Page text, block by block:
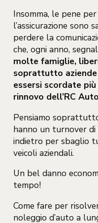
Insomma, le pene
l’assicurazione sono
perdere la
che, ogni anno,
molte famiglie,
soprattutto
essersi scordate
rinnovo dell’RC
Pensiamo
hanno un turnover di
indietro per sbaglio
veicoli aziendali.
Un bel danno
tempo!
Come fare per
noleggio d’auto a